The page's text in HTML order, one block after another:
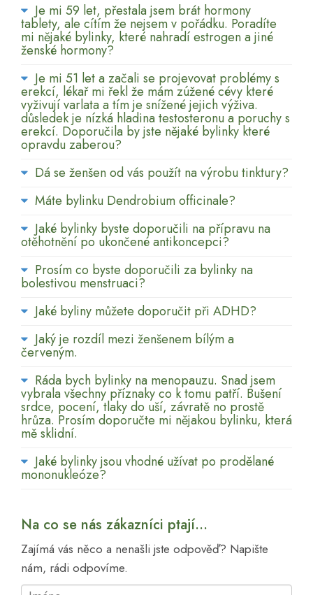
Je mi 59 let, přestala jsem brát hormony
tablety, ale cítím že nejsem v pořádku. Poradíte
mi nějaké bylinky, které nahradí estrogen a jiné
ženské hormony?
Je mi 51 let a začali se projevovat problémy s
erekcí, lékař mi řekl že mám zúžené cévy které
vyživují varlata a tím je snížené jejich výživa.
důsledek je nízká hladina testosteronu a poruchy s
erekcí. Doporučila by jste nějaké bylinky které
opravdu zaberou?
Dá se ženšen od vás použít na výrobu tinktury?
Máte bylinku Dendrobium officinale?
Jaké bylinky byste doporučili na přípravu na
otěhotnění po ukončené antikoncepci?
Prosím co byste doporučili za bylinky na
bolestivou menstruaci?
Jaké byliny můžete doporučit při ADHD?
Jaký je rozdíl mezi ženšenem bílým a
červeným.
Ráda bych bylinky na menopauzu. Snad jsem
vybrala všechny příznaky co k tomu patří. Bušení
srdce, pocení, tlaky do uší, závratě no prostě
hrůza. Prosím doporučte mi nějakou bylinku, která
mě sklidní.
Jaké bylinky jsou vhodné užívat po prodělané
mononukleóze?
Na co se nás zákazníci ptají...
Zajímá vás něco a nenašli jste odpověď? Napište
nám, rádi odpovíme.